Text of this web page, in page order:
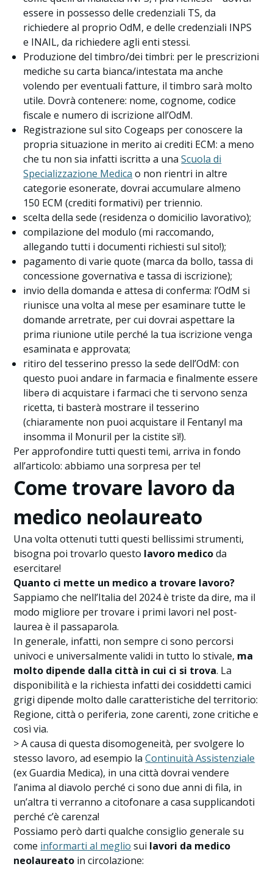
essere in possesso delle credenziali TS, da
richiedere al proprio OdM, e delle credenziali INPS
e INAIL, da richiedere agli enti stessi.
Produzione del timbro/dei timbri: per le prescrizioni
mediche su carta bianca/intestata ma anche
volendo per eventuali fatture, il timbro sarà molto
utile. Dovrà contenere: nome, cognome, codice
fiscale e numero di iscrizione all’OdM.
Registrazione sul sito Cogeaps per conoscere la
propria situazione in merito ai crediti ECM: a meno
che tu non sia infatti iscrittə a unaScuola di
Specializzazione Medica o non rientri in altre
categorie esonerate, dovrai accumulare almeno
150 ECM (crediti formativi) per triennio.
scelta della sede (residenza o domicilio lavorativo);
compilazione del modulo (mi raccomando,
allegando tutti i documenti richiesti sul sito!);
pagamento di varie quote (marca da bollo, tassa di
concessione governativa e tassa di iscrizione);
invio della domanda e attesa di conferma: l’OdM si
riunisce una volta al mese per esaminare tutte le
domande arretrate, per cui dovrai aspettare la
prima riunione utile perché la tua iscrizione venga
esaminata e approvata;
ritiro del tesserino presso la sede dell’OdM: con
questo puoi andare in farmacia e finalmente essere
liberə di acquistare i farmaci che ti servono senza
ricetta, ti basterà mostrare il tesserino
(chiaramente non puoi acquistare il Fentanyl ma
insomma il Monuril per la cistite sì!).
Per approfondire tutti questi temi, arriva in fondo
all’articolo: abbiamo una sorpresa per te!
Come trovare lavoro da
medico neolaureato
Una volta ottenuti tutti questi bellissimi strumenti,
bisogna poi trovarlo questo lavoro medicoda
esercitare!
Quanto ci mette un medico a trovare lavoro?
Sappiamo che nell’Italia del 2024 è triste da dire, ma il
modo migliore per trovare i primi lavori nel post-
laurea è il passaparola.
In generale, infatti, non sempre ci sono percorsi
univoci e universalmente validi in tutto lo stivale, ma
molto dipende dalla città in cui ci si trova. La
disponibilità e la richiesta infatti dei cosiddetti camici
grigi dipende molto dalle caratteristiche del territorio:
Regione, città o periferia, zone carenti, zone critiche e
così via.
> A causa di questa disomogeneità, per svolgere lo
stesso lavoro, ad esempio laContinuità Assistenziale
(ex Guardia Medica), in una città dovrai vendere
l’anima al diavolo perché ci sono due anni di fila, in
un’altra ti verranno a citofonare a casa supplicandoti
perché c’è carenza!
Possiamo però darti qualche consiglio generale su
come informarti al meglio sui lavori da medico
neolaureato in circolazione: